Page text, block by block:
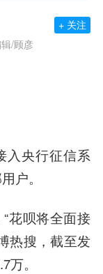
/顾彦
+ 关注
入央行征信系
户。
花呗将全面接
热搜，截至发
。